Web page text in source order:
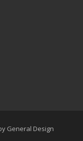
General Design